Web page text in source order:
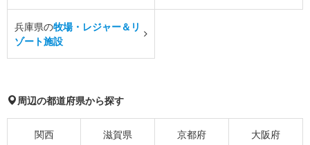
兵庫県の牧場・レジャー＆リ
ゾート施設
周辺の都道府県から探す
関西 滋賀県 京都府 大阪府